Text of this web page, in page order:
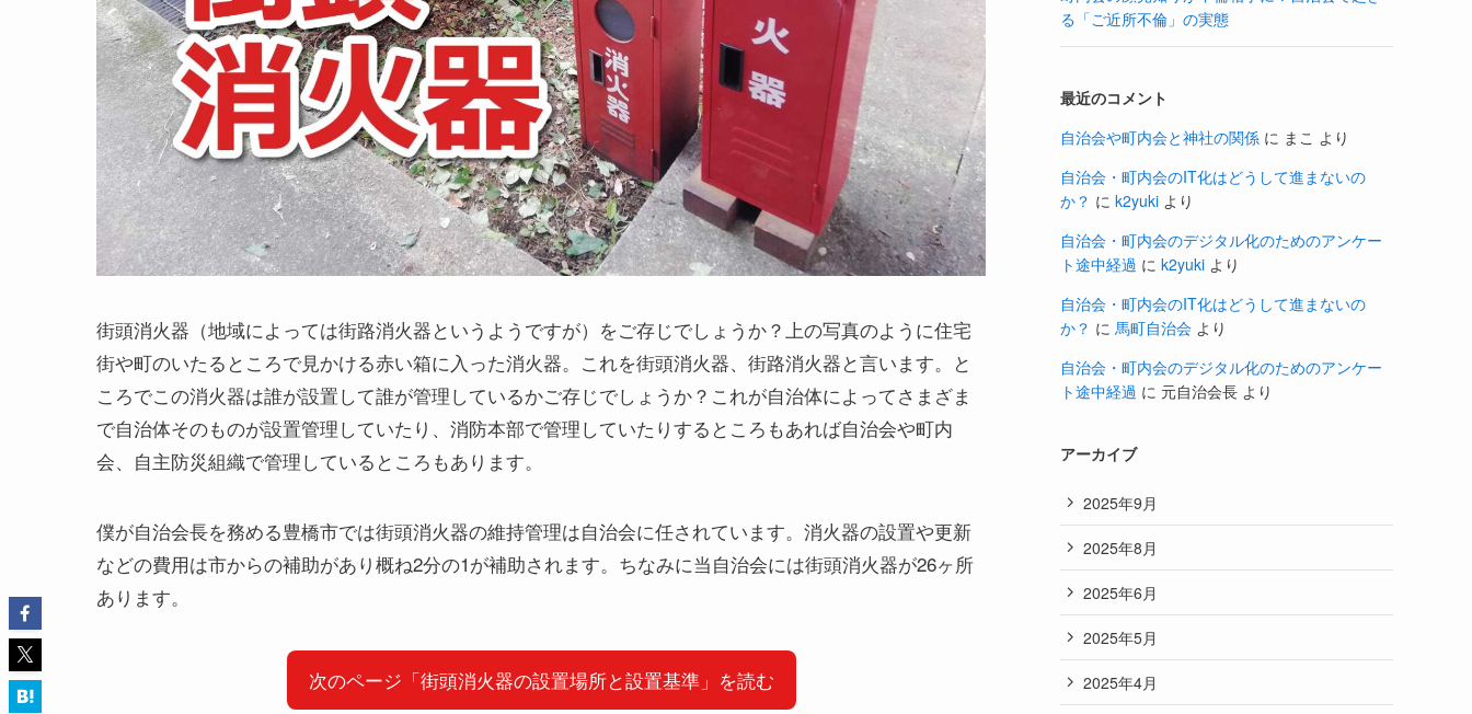
街頭消火器（地域によっては街路消火器というようですが）をご存じでしょうか？上の写真のように住宅
街や町のいたるところで見かける赤い箱に入った消火器。これを街頭消火器、街路消火器と言います。と
ころでこの消火器は誰が設置して誰が管理しているかご存じでしょうか？これが自治体によってさまざま
で自治体そのものが設置管理していたり、消防本部で管理していたりするところもあれば自治会や町内
会、自主防災組織で管理しているところもあります。
僕が自治会長を務める豊橋市では街頭消火器の維持管理は自治会に任されています。消火器の設置や更新
などの費用は市からの補助があり概ね2分の1が補助されます。ちなみに当自治会には街頭消火器が26ヶ所
あります。
次のページ「街頭消火器の設置場所と設置基準」を読む
る「ご近所不倫」の実態
最近のコメント
自治会や町内会と神社の関係 に まこ より
自治会・町内会のIT化はどうして進まないの
か？ に k2yuki より
自治会・町内会のデジタル化のためのアンケー
ト途中経過 に k2yuki より
自治会・町内会のIT化はどうして進まないの
か？ に 馬町自治会 より
自治会・町内会のデジタル化のためのアンケー
ト途中経過 に 元自治会長 より
アーカイブ
2025年9月
2025年8月
2025年6月
2025年5月
2025年4月